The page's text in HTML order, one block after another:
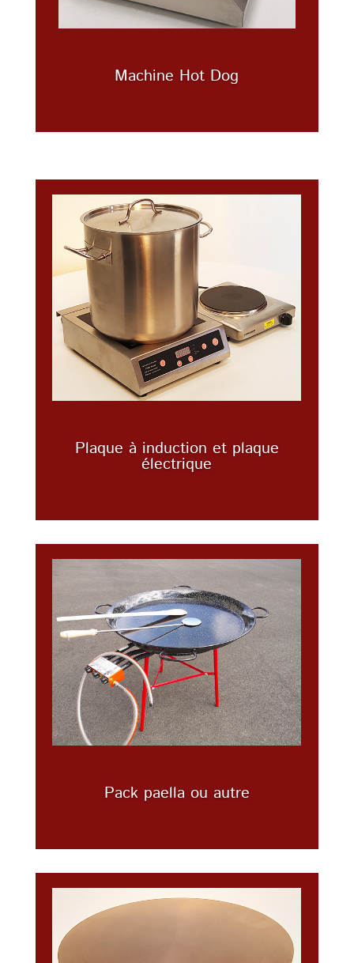
Machine Hot Dog
Plaque à induction et plaque
électrique
Pack paella ou autre